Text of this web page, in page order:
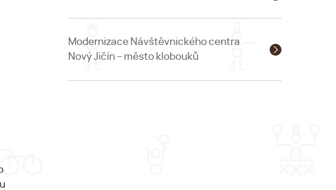
Modernizace Návštěvnického centra
Nový Jičín – město klobouků